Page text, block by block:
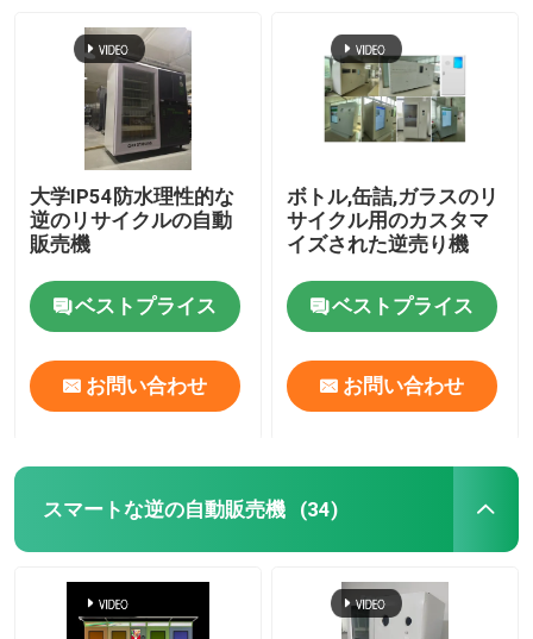
大学IP54防水理性的な
逆のリサイクルの自動
販売機
ベストプライス
お問い合わせ
ボトル,缶詰,ガラスのリ
サイクル用のカスタマ
イズされた逆売り機
ベストプライス
お問い合わせ
スマートな逆の自動販売機 (34)